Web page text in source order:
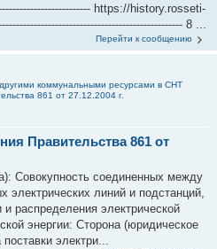
https://history.rosseti-
8 ...
Перейти к сообщению
коммунальными ресурсами в СНТ
861 от 27.12.2004 г.
Правительства 861 от
Совокупность соединенных между
электрических линий и подстанций,
распределения электрической
энергии: Сторона (юридическое
электри...